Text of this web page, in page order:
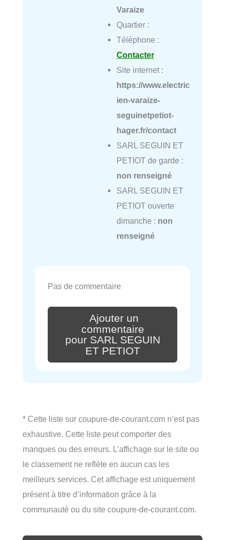
Varaize
Quartier :
Téléphone :
Contacter
Site internet :
https://www.electric
ien-varaize-
seguinetpetiot-
hager.fr/contact
SARL SEGUIN ET
PETIOT de garde :
non renseigné
SARL SEGUIN ET
PETIOT ouverte
dimanche : non
renseigné
Pas de commentaire
Ajouter un
commentaire
pour SARL SEGUIN
ET PETIOT
* Cette liste sur coupure-de-courant.com n’est pas
exhaustive. Cette liste peut comporter des
manques ou des erreurs. L’affichage sur le site ou
le classement ne reflète en aucun cas les
meilleurs services. Cet affichage est uniquement
présent à titre d’information grâce à la
communauté ou du site coupure-de-courant.com.